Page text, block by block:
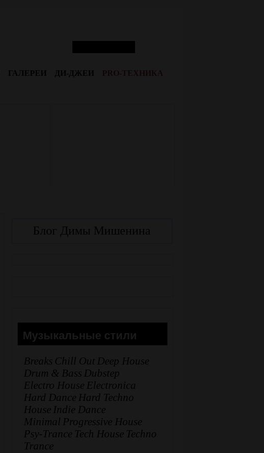
ГАЛЕРЕИ ДИ-ДЖЕИ
Блог Димы Мишенина
Музыкальные стили
Breaks Chill Out Deep House
Drum & Bass Dubstep
Electro House Electronica
Hard Dance Hard Techno
House Indie Dance
Minimal Progressive House
Psy-Trance Tech House Techno
Trance